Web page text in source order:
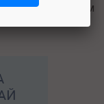
корм, дадим